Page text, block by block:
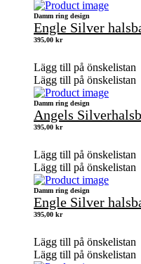
Damm ring design
Engle Silver
395,00 kr
Lägg till på önskelistan
Lägg till på önskelistan
Damm ring design
Angels
395,00 kr
Lägg till på önskelistan
Lägg till på önskelistan
Damm ring design
Engle Silver
395,00 kr
Lägg till på önskelistan
Lägg till på önskelistan